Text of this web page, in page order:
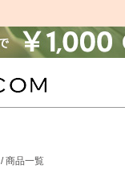
/ 商品一覧